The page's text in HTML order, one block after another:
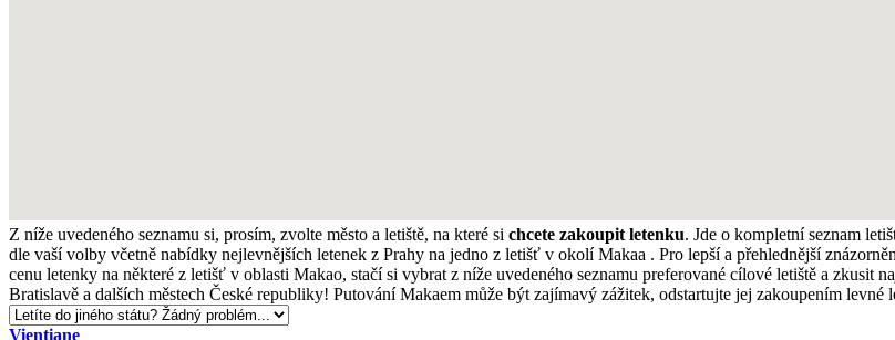
Z níže uvedeného seznamu si, prosím, zvolte město a letiště, na které si chcete zakoupit letenku. Jde o kompletní seznam
dle vaší volby včetně nabídky nejlevnějších letenek z Prahy na jedno z letišť v okolí Makaa . Pro lepší a přehlednější
cenu letenky na některé z letišť v oblasti Makao, stačí si vybrat z níže uvedeného seznamu preferované cílové letiště a
Bratislavě a dalších městech České republiky! Putování Makaem může být zajímavý zážitek, odstartujte jej zakoupením levné
Vientiane